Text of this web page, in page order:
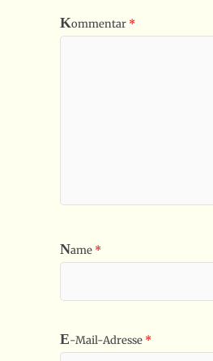
Kommentar *
Name *
E-Mail-Adresse *